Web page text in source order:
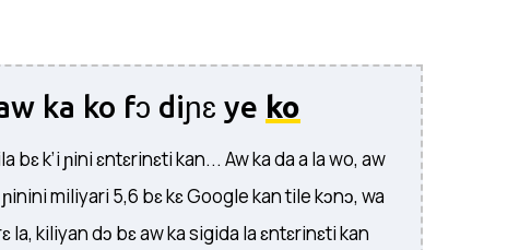
ka ko fɔ diɲɛ ye ko
bɛ k’i ɲini ɛntɛrinɛti kan... Aw ka da a la wo, aw
ɲinini miliyari 5,6 bɛ kɛ Google kan tile kɔnɔ, wa
la, kiliyan dɔ bɛ aw ka sigida la ɛntɛrinɛti kan